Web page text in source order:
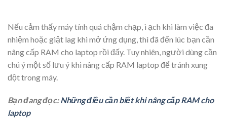
Nếu cảm thấy máy tính quá chậm chạp, ì ạch khi làm việc đa
nhiệm hoặc giật lag khi mở ứng dụng, thì đã đến lúc bạn cần
nâng cấp RAM cho laptop rồi đấy. Tuy nhiên, người dùng cần
chú ý một số lưu ý khi nâng cấp RAM laptop để tránh xung
đột trong máy.
Bạn đang đọc:Những điều cần biết khi nâng cấp RAM cho
laptop